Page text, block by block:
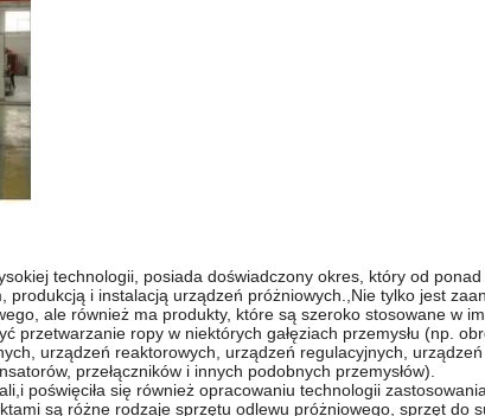
technologii, posiada doświadczony okres, który od
i instalacją urządzeń próżniowych.,Nie tylko jest
ale również ma produkty, które są szeroko stosowane w
przetwarzanie ropy w niektórych gałęziach przemysłu (np.
urządzeń reaktorowych, urządzeń regulacyjnych, urządzeń
przełączników i innych podobnych przemysłów).
poświęciła się również opracowaniu technologii
są różne rodzaje sprzętu odlewu próżniowego, sprzęt do